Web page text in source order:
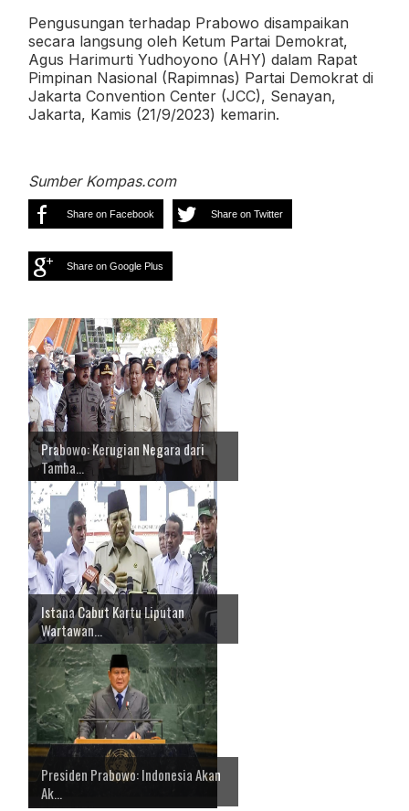
Pengusungan terhadap Prabowo disampaikan
secara langsung oleh Ketum Partai Demokrat,
Agus Harimurti Yudhoyono (AHY) dalam Rapat
Pimpinan Nasional (Rapimnas) Partai Demokrat di
Jakarta Convention Center (JCC), Senayan,
Jakarta, Kamis (21/9/2023) kemarin.
Sumber Kompas.com
Share on Facebook Share on Twitter
Share on Google Plus
Prabowo: Kerugian Negara dari
Tamba...
Istana Cabut Kartu Liputan
Wartawan...
Presiden Prabowo: Indonesia Akan
Ak...